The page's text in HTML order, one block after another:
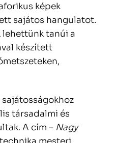
képek
sajátos hangulatot.
tanúi a
készített
társadalmi és
A cím – Nagy